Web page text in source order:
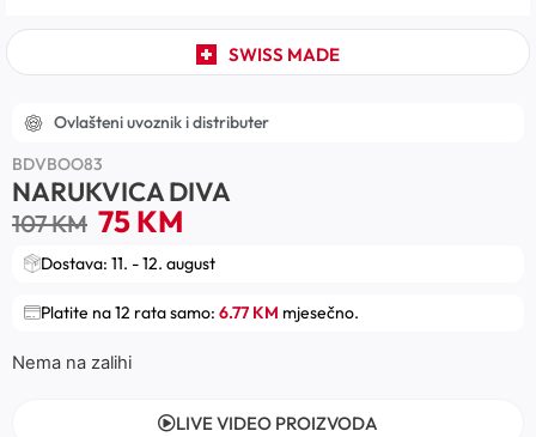
SWISS MADE
Ovlašteni uvoznik i distributer
BDVBOO83
NARUKVICA DIVA
107KM 75KM
Dostava: 11. - 12. august
Platite na 12 rata samo: 6.77 KM mjesečno.
Nema na zalihi
LIVE VIDEO PROIZVODA